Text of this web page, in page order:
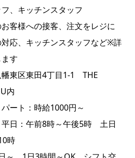
、キッチンスタッフ
客様への接客、注文をレジに
応、キッチンスタッフなど※詳
す
幡東区東田4丁目1-1 THE
内
ート：時給1000円～
平日：午前8時～午後5時 土日
時